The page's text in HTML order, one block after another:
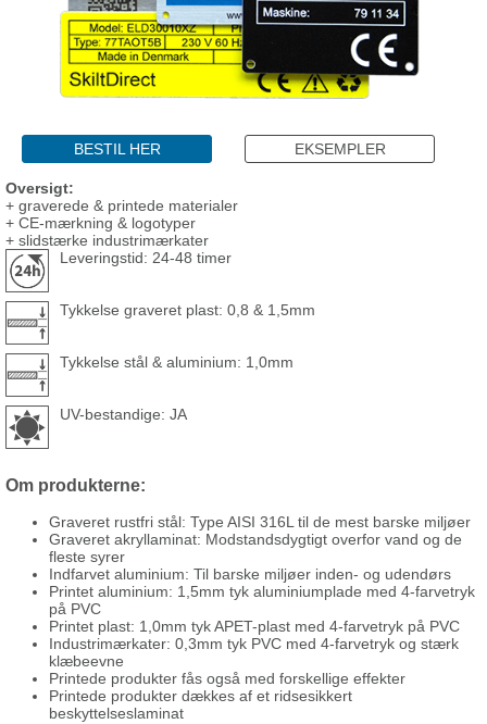
BESTIL HER EKSEMPLER
Oversigt:
+ graverede & printede materialer
+ CE-mærkning & logotyper
+ slidstærke industrimærkater
Leveringstid: 24-48 timer
Tykkelse graveret plast: 0,8 & 1,5mm
Tykkelse stål & aluminium: 1,0mm
UV-bestandige: JA
Om produkterne:
Graveret rustfri stål: Type AISI 316L til de mest barske miljøer
Graveret akryllaminat: Modstandsdygtigt overfor vand og de
fleste syrer
Indfarvet aluminium: Til barske miljøer inden- og udendørs
Printet aluminium: 1,5mm tyk aluminiumplade med 4-farvetryk
på PVC
Printet plast: 1,0mm tyk APET-plast med 4-farvetryk på PVC
Industrimærkater: 0,3mm tyk PVC med 4-farvetryk og stærk
klæbeevne
Printede produkter fås også med forskellige effekter
Printede produkter dækkes af et ridsesikkert
beskyttelseslaminat